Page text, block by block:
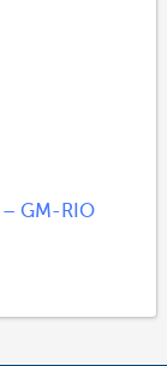
GM-RIO